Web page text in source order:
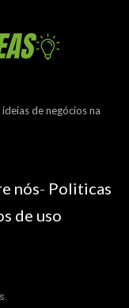
de negócios na
nós- Politicas
de uso